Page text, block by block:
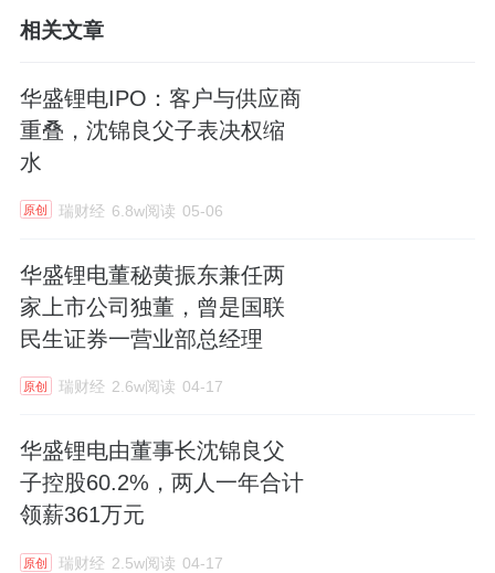
相关文章
华盛锂电IPO：客户与供应商
重叠，沈锦良父子表决权缩
水
原创 瑞财经 6.8w阅读 05-06
华盛锂电董秘黄振东兼任两
家上市公司独董，曾是国联
民生证券一营业部总经理
原创 瑞财经 2.6w阅读 04-17
华盛锂电由董事长沈锦良父
子控股60.2%，两人一年合计
领薪361万元
原创 瑞财经 2.5w阅读 04-17